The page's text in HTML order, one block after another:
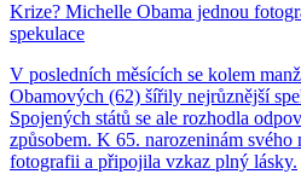
Krize? Michelle Obama jednou
spekulace
V posledních měsících se kolem
Obamových (62) šířily nejrůznější
Spojených států se ale rozhodla
způsobem. K 65. narozeninám svého
fotografii a připojila vzkaz plný lásky.